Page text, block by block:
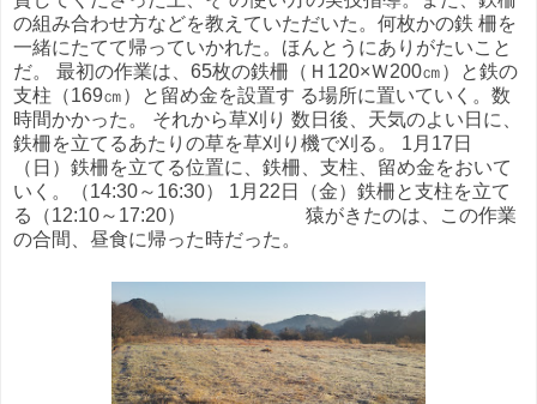
の組み合わせ方などを教えていただいた。何枚かの鉄 柵を
一緒にたてて帰っていかれた。ほんとうにありがたいこと
だ。 最初の作業は、65枚の鉄柵（Ｈ120×Ｗ200㎝）と鉄の
支柱（169㎝）と留め金を設置す る場所に置いていく。数
時間かかった。 それから草刈り 数日後、天気のよい日に、
鉄柵を立てるあたりの草を草刈り機で刈る。 1月17日
（日）鉄柵を立てる位置に、鉄柵、支柱、留め金をおいて
いく。（14:30～16:30） 1月22日（金）鉄柵と支柱を立て
る（12:10～17:20） 猿がきたのは、この作業
の合間、昼食に帰った時だった。